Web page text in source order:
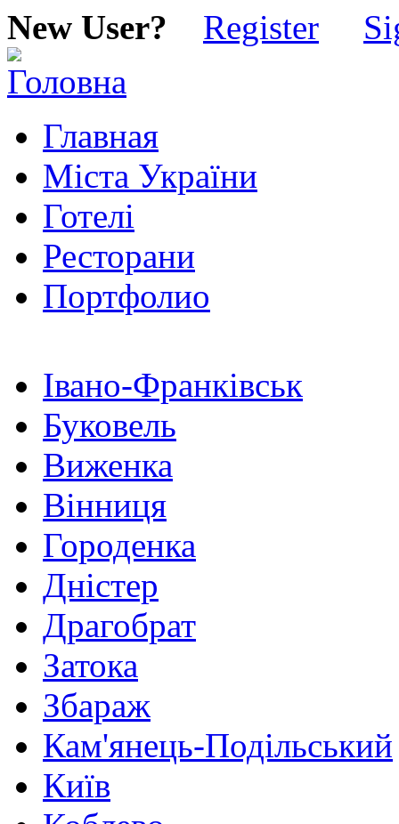
New User? Register
Главная
Міста України
Готелі
Ресторани
Портфолио
Івано-Франківськ
Буковель
Виженка
Вінниця
Городенка
Дністер
Драгобрат
Затока
Збараж
Кам'янець-Подільський
Київ